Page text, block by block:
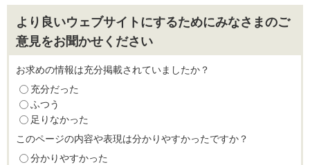
より良いウェブサイトにするためにみなさまのご
意見をお聞かせください
お求めの情報は充分掲載されていましたか？
充分だった
ふつう
足りなかった
このページの内容や表現は分かりやすかったですか？
分かりやすかった